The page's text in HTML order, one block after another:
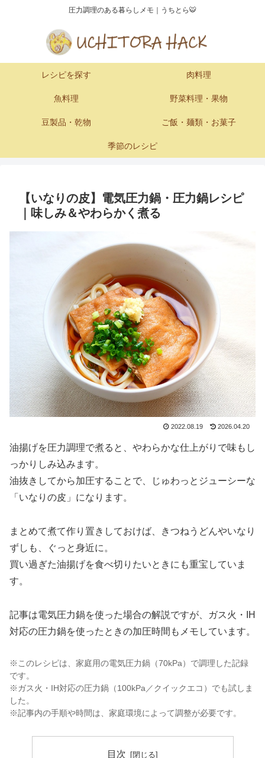
圧力調理のある暮らしメモ｜うちとら🐯
レシピを探す 肉料理
魚料理 野菜料理・果物
豆製品・乾物 ご飯・麺類・お菓子
季節のレシピ
【いなりの皮】電気圧力鍋・圧力鍋レシピ
｜味しみ＆やわらかく煮る
2022.08.19 2026.04.20
油揚げを圧力調理で煮ると、やわらかな仕上がりで味もし
っかりしみ込みます。
油抜きしてから加圧することで、じゅわっとジューシーな
「いなりの皮」になります。
まとめて煮て作り置きしておけば、きつねうどんやいなり
ずしも、ぐっと身近に。
買い過ぎた油揚げを食べ切りたいときにも重宝していま
す。
記事は電気圧力鍋を使った場合の解説ですが、ガス火・IH
対応の圧力鍋を使ったときの加圧時間もメモしています。
※このレシピは、家庭用の電気圧力鍋（70kPa）で調理した記録
です。
※ガス火・IH対応の圧力鍋（100kPa／クイックエコ）でも試しま
した。
※記事内の手順や時間は、家庭環境によって調整が必要です。
目次